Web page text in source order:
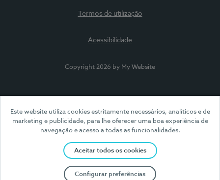
Este website utiliza cookies estritamente necessários, analíticos e de
marketing e publicidade, para lhe oferecer uma boa experiência de
navegação e acesso a todas as funcionalidades.
Aceitar todos os cookies
Configurar preferências
Termos de utilização
Acessibilidade
Copyright 2026 by My Website